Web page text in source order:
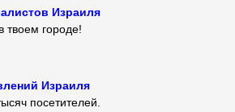
Израиля
твоем городе!
Израиля
посетителей.